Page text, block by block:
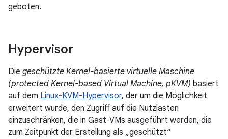
geboten.
Hypervisor
Die geschützte Kernel-basierte virtuelle Maschine
(protected Kernel-based Virtual Machine, pKVM) basiert
auf dem Linux-KVM-Hypervisor, der um die Möglichkeit
erweitert wurde, den Zugriff auf die Nutzlasten
einzuschränken, die in Gast-VMs ausgeführt werden, die
zum Zeitpunkt der Erstellung als „geschützt“